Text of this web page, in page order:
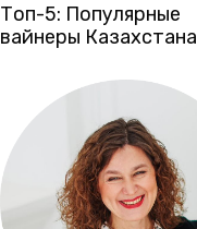
Топ-5: Популярные
вайнеры Казахстана